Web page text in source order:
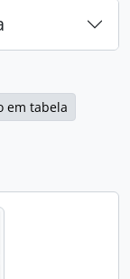
em tabela